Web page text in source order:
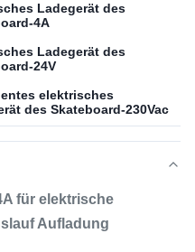
Ladegerät des
4A
Ladegerät des
24V
elektrisches
des Skateboard-230Vac
für elektrische
Aufladung